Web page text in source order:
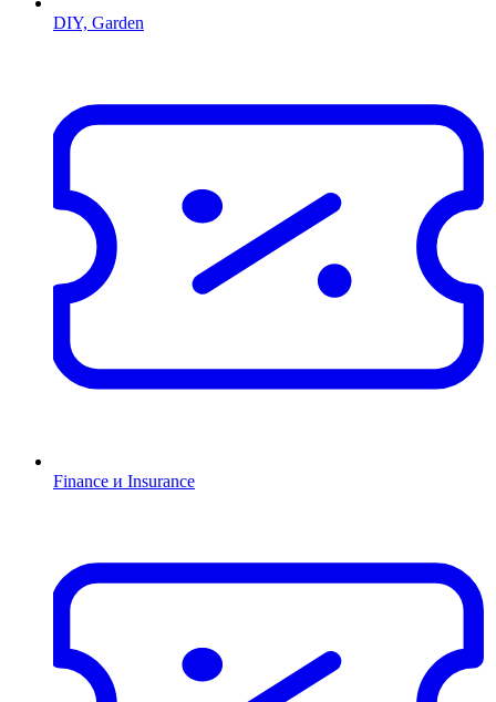
DIY, Garden
Finance и Insurance